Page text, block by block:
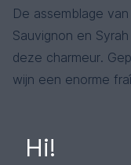
De assemblage
Sauvignon en
deze charmeur.
wijn een enorme
Hi!